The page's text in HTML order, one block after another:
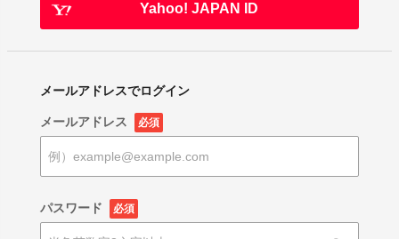
Yahoo! JAPAN ID
メールアドレスでログイン
メールアドレス 必須
パスワード 必須